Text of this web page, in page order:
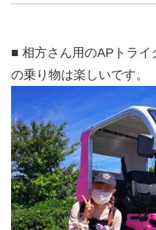
■ 相方さん用のAPトライ
の乗り物は楽しいです。